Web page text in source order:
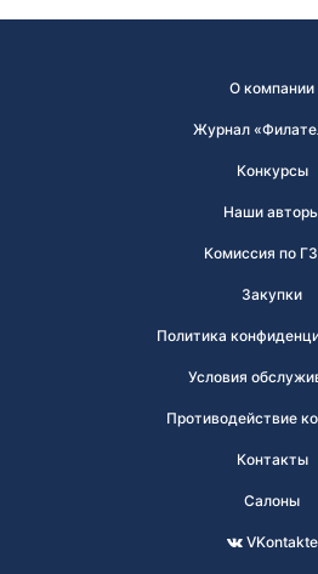
О компании
Журнал
Конкурсы
Наши
Комиссия по
Закупки
Политика
Условия
Противодействие
Контакты
Салоны
VKontakte